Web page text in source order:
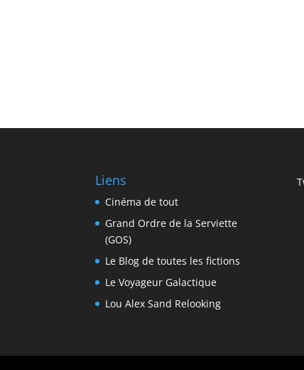
Liens
Cinéma de tout
Grand Ordre de la Serviette
(GOS)
Le Blog de toutes les fictions
Le Voyageur Galactique
Lou Alex Sand Relooking